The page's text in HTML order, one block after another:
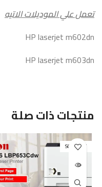
تعمل علي الموديلات الاتيه
HP laserjet m602dn
HP laserjet m603dn
منتجات ذات صلة
SOLD OUT